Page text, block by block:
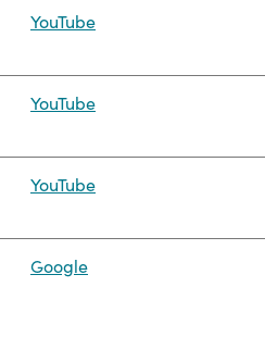
YouTube
YouTube
YouTube
Google